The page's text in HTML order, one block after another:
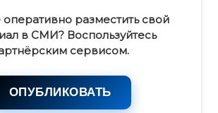
разместить свой
в СМИ? Воспользуйтесь
сервисом.
ОПУБЛИКОВАТЬ